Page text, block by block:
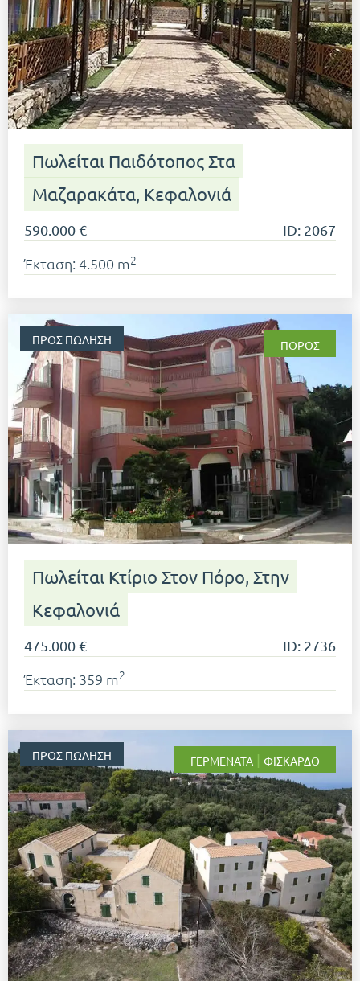
Πωλείται Παιδότοπος Στα
Μαζαρακάτα, Κεφαλονιά
590.000 € ID: 2067
Έκταση: 4.500 m2
ΠΡΟΣ ΠΏΛΗΣΗ ΠΌΡΟΣ
Πωλείται Κτίριο Στον Πόρο, Στην
Κεφαλονιά
475.000 € ID: 2736
Έκταση: 359 m2
ΠΡΟΣ ΠΏΛΗΣΗ ΓΕΡΜΕΝΆΤΑ | ΦΙΣΚΆΡΔΟ